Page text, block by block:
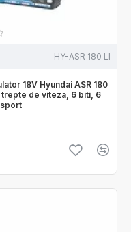
HY-ASR 180 LI
18V Hyundai ASR 180
trepte de viteza, 6 biti, 6